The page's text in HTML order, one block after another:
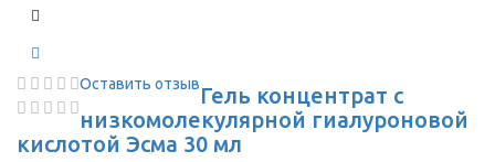
Оставить отзывГель концентрат с
низкомолекулярной гиалуроновой
кислотой Эсма 30 мл